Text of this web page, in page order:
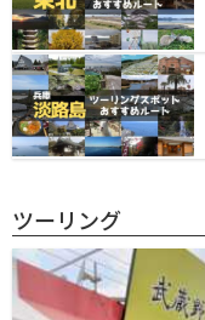
ツーリング